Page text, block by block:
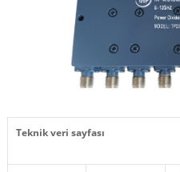
Teknik veri sayfası